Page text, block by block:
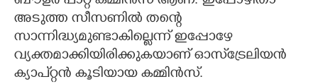
അടുത്ത സീസണിൽ തന്റെ
സാന്നിദ്ധ്യമുണ്ടാകില്ലെന്ന് ഇപ്പോഴേ
വ്യക്തമാക്കിയിരിക്കുകയാണ് ഓസ്‌ട്രേലിയൻ
ക്യാപ്റ്റൻ കൂടിയായ കമ്മിൻസ്.